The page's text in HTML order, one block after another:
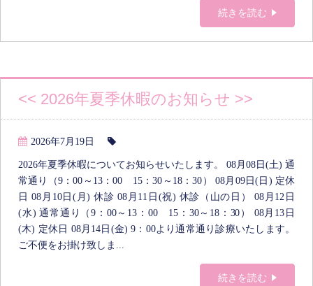
続きを読む
<< 2026年夏季休暇のお知らせ >>
2026年7月19日
2026年夏季休暇についてお知らせいたします。 08月08日(土) 通
常通り（9：00～13：00 15：30～18：30） 08月09日(日) 定休
日 08月10日(月) 休診 08月11日(祝) 休診（山の日） 08月12日
(水) 通常通り（9：00～13：00 15：30～18：30） 08月13日
(木) 定休日 08月14日(金) 9：00より通常通り診療いたします。
ご不便をお掛け致しま...
続きを読む